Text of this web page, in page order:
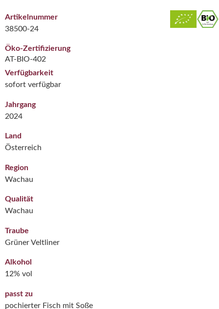
Artikelnummer
38500-24
Öko-Zertifizierung
AT-BIO-402
Verfügbarkeit
sofort verfügbar
Jahrgang
2024
Land
Österreich
Region
Wachau
Qualität
Wachau
Traube
Grüner Veltliner
Alkohol
12% vol
passt zu
pochierter Fisch mit Soße